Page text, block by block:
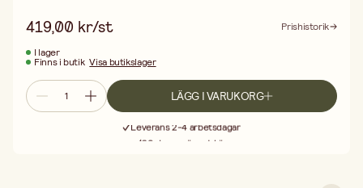
419,00 kr/st
Prishistorik
I lager
Finns i butik Visa butikslager
LÄGG I VARUKORG
30 dagars öppet köp